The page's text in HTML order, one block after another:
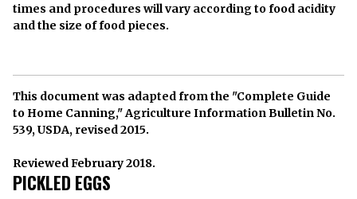
times and procedures will vary according to food acidity
and the size of food pieces.
This document was adapted from the "Complete Guide
to Home Canning," Agriculture Information Bulletin No.
539, USDA, revised 2015.
Reviewed February 2018.
PICKLED EGGS